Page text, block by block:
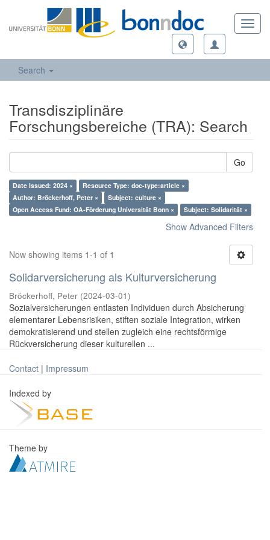
Search
Transdisziplinäre
Forschungsbereiche (TRA): Search
Go
Date Issued: 2024 ×
Resource Type: doc-type:article ×
Author: Bröckerhoff, Peter ×
Subject: culture ×
Open Access Fund: OA-Förderung Universität Bonn ×
Subject: Solidarität ×
Show Advanced Filters
Now showing items 1-1 of 1
Solidarversicherung als Kulturversicherung
Bröckerhoff, Peter (2024-03-01)
Sozialversicherungen entlasten Individuen durch Absicherung
elementarer Lebensrisiken, stiften soziale Integration, wirken
demokratisierend und stellen zugleich eine rechtsförmige
Rückversicherung dieser kulturellen ...
Contact | Impressum
Indexed by
Theme by